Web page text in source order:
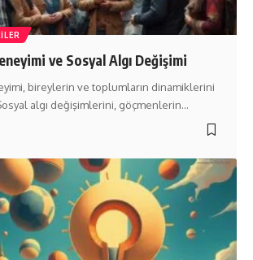
ve Sosyal Algı Değişimi
bireylerin ve toplumların dinamiklerini
algı değişimlerini, göçmenlerin…